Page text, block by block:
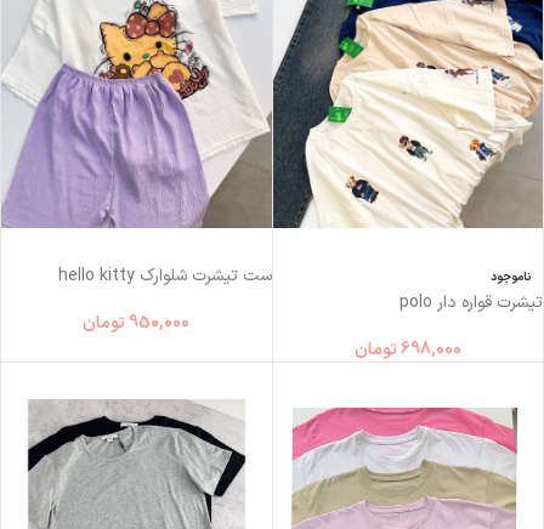
ناموجود
تیشرت قواره دار polo
698,000تومان
ست تیشرت شلوارک hello kitty
950,000 تومان